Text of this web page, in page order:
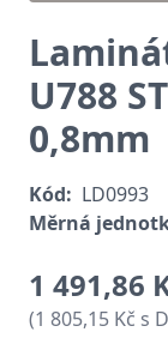
U788
0,8mm
Kód: LD0993
Měrná
1 491,86
(1 805,15 Kč s